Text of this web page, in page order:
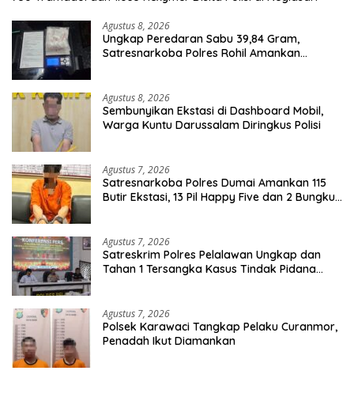
Agustus 8, 2026
Ungkap Peredaran Sabu 39,84 Gram,
Satresnarkoba Polres Rohil Amankan
Agustus 8, 2026
Sembunyikan Ekstasi di Dashboard Mobil,
Warga Kuntu Darussalam Diringkus Polisi
Agustus 7, 2026
Satresnarkoba Polres Dumai Amankan 115
Butir Ekstasi, 13 Pil Happy Five dan 2 Bungkus
Agustus 7, 2026
Satreskrim Polres Pelalawan Ungkap dan
Tahan 1 Tersangka Kasus Tindak Pidana
Agustus 7, 2026
Polsek Karawaci Tangkap Pelaku Curanmor,
Penadah Ikut Diamankan